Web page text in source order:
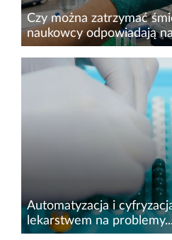
Czy można zatrzymać
naukowcy odpowiadają
Naukowcy Politechniki
Genentech,&nbsp;jednej z
biotechnologicznych na
na zatrzymanie rozpadu
Automatyzacja i
lekarstwem na